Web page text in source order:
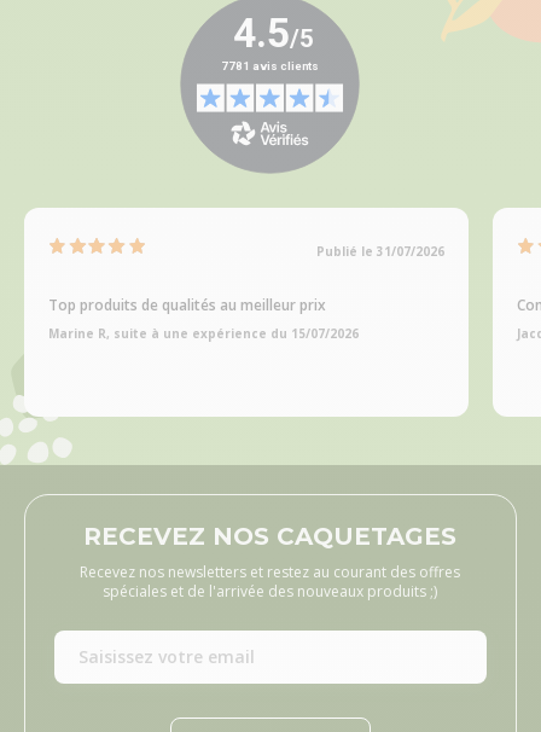
Publié le 31/07/2026
Top produits de qualités au meilleur prix
Marine R, suite à une expérience du 15/07/2026
RECEVEZ NOS CAQUETAGES
Recevez nos newsletters et restez au courant des offres
spéciales et de l'arrivée des nouveaux produits ;)